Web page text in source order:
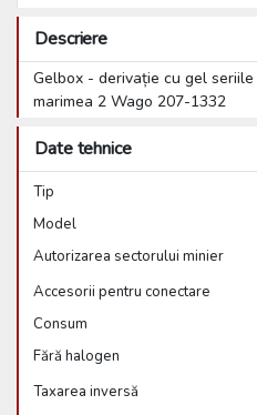
Descriere
Gelbox - derivație cu gel
marimea 2 Wago 207-1332
Date tehnice
Tip
Model
Autorizarea sectorului minier
Accesorii pentru conectare
Consum
Fără halogen
Taxarea inversă